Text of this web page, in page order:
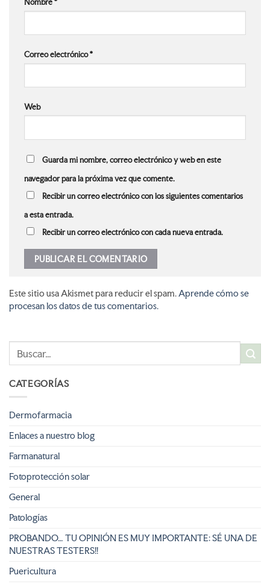
Correo electrónico*
Web
Guarda mi nombre, correo electrónico y web en este
navegador para la próxima vez que comente.
Recibir un correo electrónico con los siguientes comentarios
a esta entrada.
Recibir un correo electrónico con cada nueva entrada.
Este sitio usa Akismet para reducir el spam. Aprende cómo se
procesan los datos de tus comentarios.
CATEGORÍAS
Dermofarmacia
Enlaces a nuestro blog
Farmanatural
Fotoprotección solar
General
Patologías
PROBANDO… TU OPINIÓN ES MUY IMPORTANTE: SÉ UNA DE
NUESTRAS TESTERS!!
Puericultura